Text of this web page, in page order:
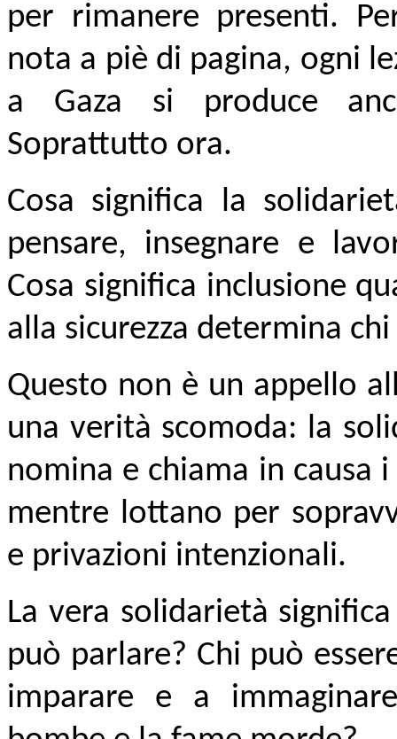
per rimanere presenti.
nota a piè di pagina, ogni
a Gaza si produce
Soprattutto ora.
Cosa significa la
pensare, insegnare e
Cosa significa inclusione
alla sicurezza determina
Questo non è un appello
una verità scomoda: la
nomina e chiama in causa
mentre lottano per
e privazioni intenzionali.
La vera solidarietà
può parlare? Chi può
imparare e a